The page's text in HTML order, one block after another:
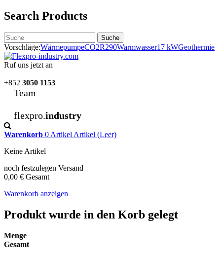
Search Products
Suche
Vorschläge:WärmepumpeCO2R290Warmwasser17 kWGeothermie
Ruf uns jetzt an
+852 3050 1153
Team
flexpro.industry
Warenkorb 0 Artikel Artikel (Leer)
Keine Artikel
noch festzulegen Versand
0,00 € Gesamt
Warenkorb anzeigen
Produkt wurde in den Korb gelegt
Menge
Gesamt